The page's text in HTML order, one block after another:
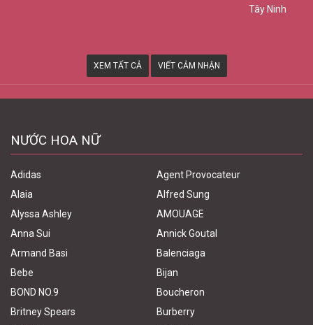
XEM TẤT CẢ VIẾT CẢM NHẬN
NƯỚC HOA NỮ
Adidas
Agent Provocateur
Alaia
Alfred Sung
Alyssa Ashley
AMOUAGE
Anna Sui
Annick Goutal
Armand Basi
Balenciaga
Bebe
Bijan
BOND NO.9
Boucheron
Britney Spears
Burberry